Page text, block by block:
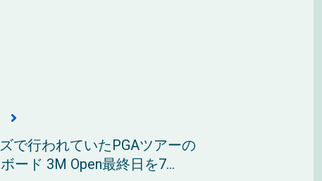
で行われていたPGAツアーの
ード 3M Open最終日を7...